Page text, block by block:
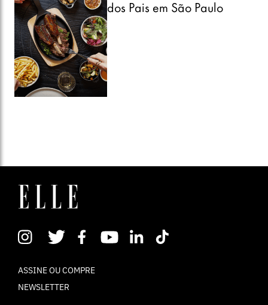
dos Pais em São Paulo
ASSINE OU COMPRE
NEWSLETTER